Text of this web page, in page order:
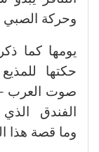
وحركة الصبي
يومها كما
حكتها
صوت العرب
الفندق
وما قصة هذا